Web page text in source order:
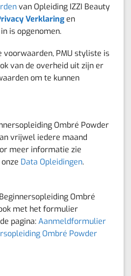
van Opleiding IZZI Beauty
Verklaring en
in is opgenomen.
voorwaarden, PMU styliste is
van de overheid uit zijn er
om te kunnen
Ombré Powder
vrijwel iedere maand
meer informatie zie
Data Opleidingen.
Ombré
met het formulier
pagina:Aanmeldformulier
Ombré Powder